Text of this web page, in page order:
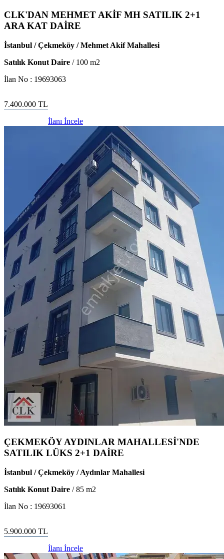
CLK'DAN MEHMET AKİF MH SATILIK 2+1
ARA KAT DAİRE
İstanbul / Çekmeköy / Mehmet Akif Mahallesi
Satılık Konut Daire / 100 m2
İlan No : 19693063
7.400.000 TL
İlanı İncele
ÇEKMEKÖY AYDINLAR MAHALLESİ'NDE
SATILIK LÜKS 2+1 DAİRE
İstanbul / Çekmeköy / Aydınlar Mahallesi
Satılık Konut Daire /85 m2
İlan No : 19693061
5.900.000 TL
İlanı İncele